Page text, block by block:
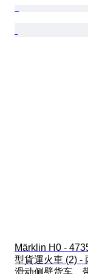
Märklin H0 -
型貨運火車 (2) -
滑动侧壁货车，